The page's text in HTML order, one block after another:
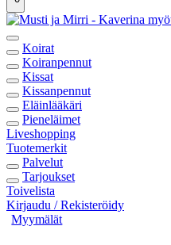
Koirat
Koiranpennut
Kissat
Kissanpennut
Eläinlääkäri
Pieneläimet
Liveshopping
Tuotemerkit
Palvelut
Tarjoukset
Toivelista
Kirjaudu / Rekisteröidy
Myymälät